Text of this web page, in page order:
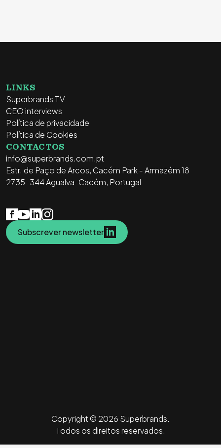
LINKS
Superbrands TV
CEO interviews
Política de privacidade
Política de Cookies
CONTACTOS
info@superbrands.com.pt
Estr. de Paço de Arcos, Cacém Park - Armazém 18
2735-344 Agualva-Cacém, Portugal
Subscrever newsletter
Copyright © 2026 Superbrands.
Todos os direitos reservados.